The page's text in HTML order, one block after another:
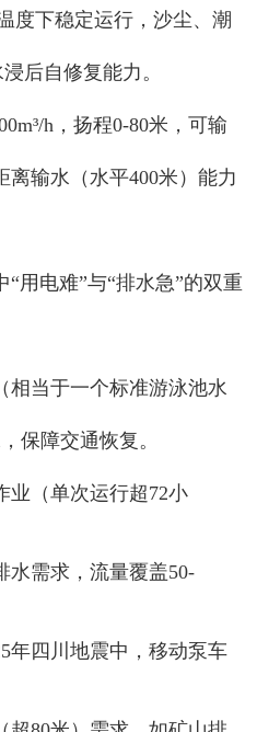
度下稳定运行，沙尘、潮
后自修复能力。
h，扬程0-80米，可输
输水（水平400米）能力
用电难”与“排水急”的双重
相当于一个标准游泳池水
保障交通恢复。
业（单次运行超72小
水需求，流量覆盖50-
年四川地震中，移动泵车